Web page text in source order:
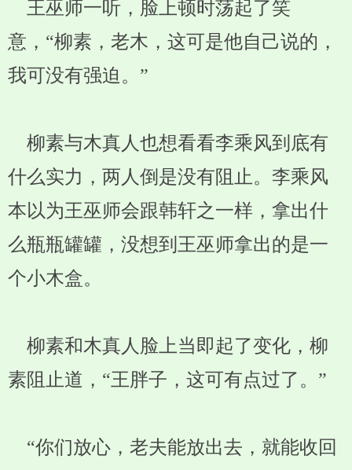
王巫师一听，脸上顿时荡起了笑
意，“柳素，老木，这可是他自己说的，
我可没有强迫。”
柳素与木真人也想看看李乘风到底有
什么实力，两人倒是没有阻止。李乘风
本以为王巫师会跟韩轩之一样，拿出什
么瓶瓶罐罐，没想到王巫师拿出的是一
个小木盒。
柳素和木真人脸上当即起了变化，柳
素阻止道，“王胖子，这可有点过了。”
“你们放心，老夫能放出去，就能收回